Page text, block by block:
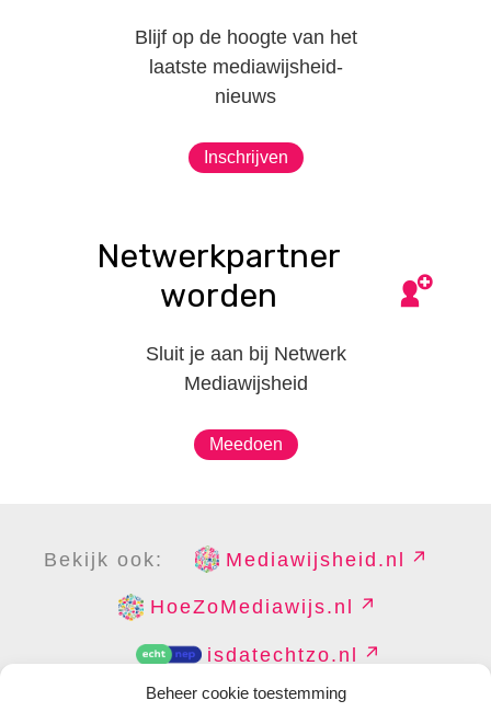
Beheer cookie toestemming
Blijf op de hoogte van het
laatste mediawijsheid-
nieuws
Inschrijven
Netwerkpartner
worden
Sluit je aan bij Netwerk
Mediawijsheid
Meedoen
Bekijk ook: Mediawijsheid.nl
HoeZoMediawijs.nl
isdatechtzo.nl